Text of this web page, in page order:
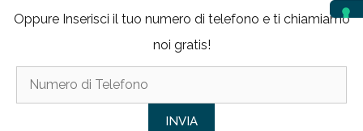
Oppure Inserisci il tuo numero di telefono e ti chiamiamo
noi gratis!